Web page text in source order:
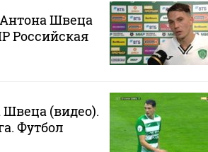
Швеца
Российская
(видео).
Футбол